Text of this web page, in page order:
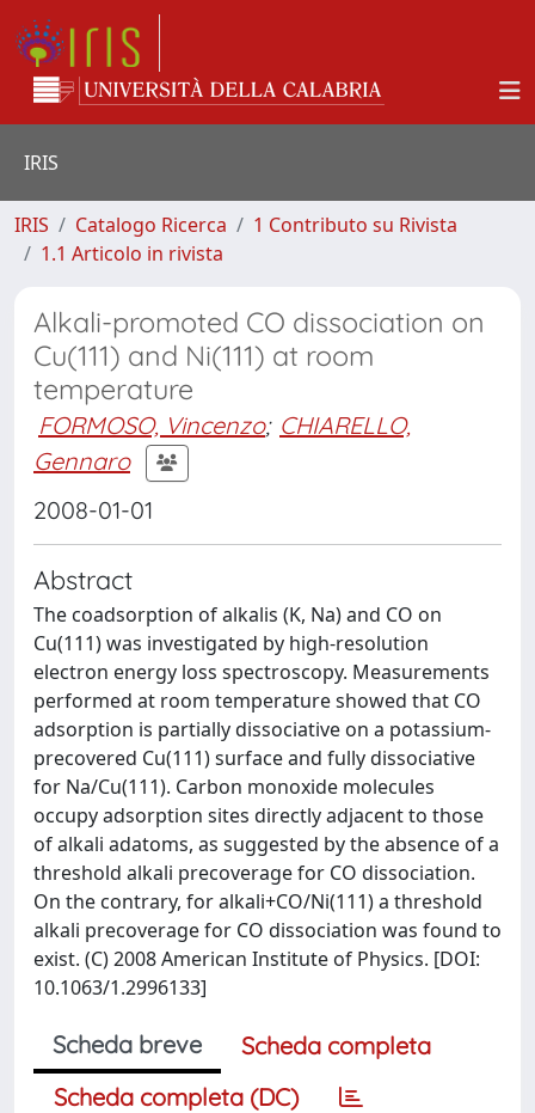
IRIS
IRIS Catalogo Ricerca
1 Contributo su Rivista
1.1 Articolo in rivista
Alkali-promoted CO dissociation on
Cu(111) and Ni(111) at room
temperature
FORMOSO, Vincenzo; CHIARELLO,
Gennaro
2008-01-01
Abstract
The coadsorption of alkalis (K, Na) and CO on
Cu(111) was investigated by high-resolution
electron energy loss spectroscopy. Measurements
performed at room temperature showed that CO
adsorption is partially dissociative on a potassium-
precovered Cu(111) surface and fully dissociative
for Na/Cu(111). Carbon monoxide molecules
occupy adsorption sites directly adjacent to those
of alkali adatoms, as suggested by the absence of a
threshold alkali precoverage for CO dissociation.
On the contrary, for alkali+CO/Ni(111) a threshold
alkali precoverage for CO dissociation was found to
exist. (C) 2008 American Institute of Physics. [DOI:
10.1063/1.2996133]
Scheda breve
Scheda completa
Scheda completa (DC)